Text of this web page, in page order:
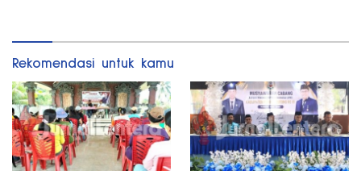
Rekomendasi untuk kamu